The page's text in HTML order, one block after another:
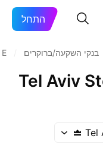
התחל
בנקי השקעה/ברוקרים
Tel Aviv
Tel